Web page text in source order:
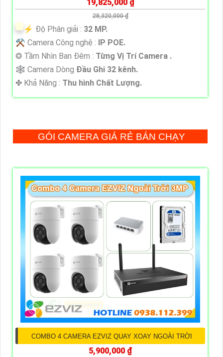
19,825,000 ₫
28,320,000 ₫
️⚡ Độ Phân giải : 32 MP.
⚒ Camera Công nghệ : IP POE.
❂ Tầm Nhìn Ban Đêm : Từng Vị Trí Camera .
🕸️ Camera Dòng Đầu Ghi 32 kênh.
️✤ Khả Năng : Thu hình Chất Lượng.
GÓI CAMERA GIÁ RẺ BÁN CHẠY
COMBO 4 CAMERA EZVIZ QUAY XOAY NGOÀI TRỜI
5,900,000 ₫